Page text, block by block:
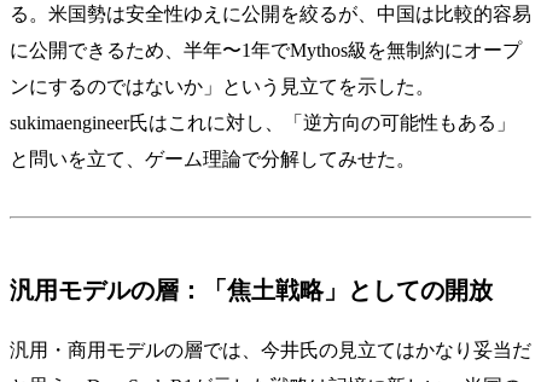
る。米国勢は安全性ゆえに公開を絞るが、中国は比較的容易
に公開できるため、半年〜1年でMythos級を無制約にオープ
ンにするのではないか」という見立てを示した。
sukimaengineer氏はこれに対し、「逆方向の可能性もある」
と問いを立て、ゲーム理論で分解してみせた。
汎用モデルの層：「焦土戦略」としての開放
汎用・商用モデルの層では、今井氏の見立てはかなり妥当だ